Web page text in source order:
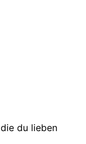
du lieben